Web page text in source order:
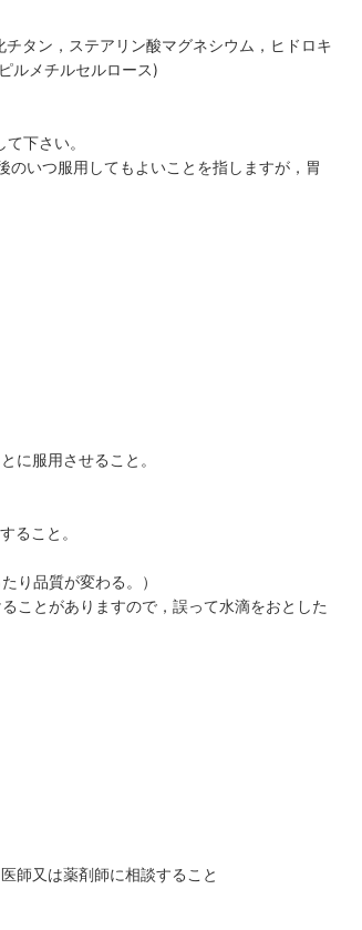
タン，ステアリン酸マグネシウム，ヒドロキ
ルメチルセルロース)
下さい。
いつ服用してもよいことを指しますが，胃
に服用させること。
ること。
り品質が変わる。）
ことがありますので，誤って水滴をおとした
師又は薬剤師に相談すること